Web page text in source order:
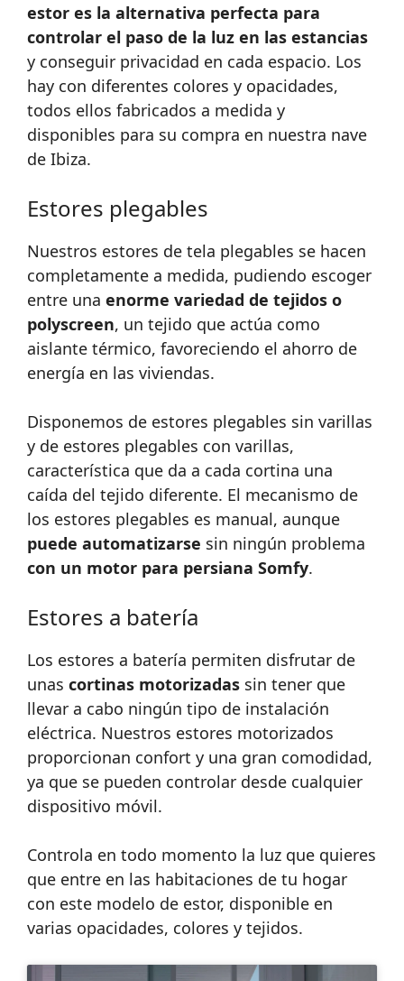
estor es la alternativa perfecta para
controlar el paso de la luz en las estancias
y conseguir privacidad en cada espacio. Los
hay con diferentes colores y opacidades,
todos ellos fabricados a medida y
disponibles para su compra en nuestra nave
de Ibiza.
Estores plegables
Nuestros estores de tela plegables se hacen
completamente a medida, pudiendo escoger
entre una enorme variedad de tejidos o
polyscreen, un tejido que actúa como
aislante térmico, favoreciendo el ahorro de
energía en las viviendas.
Disponemos de estores plegables sin varillas
y de estores plegables con varillas,
característica que da a cada cortina una
caída del tejido diferente. El mecanismo de
los estores plegables es manual, aunque
puede automatizarse sin ningún problema
con un motor para persiana Somfy.
Estores a batería
Los estores a batería permiten disfrutar de
unas cortinas motorizadas sin tener que
llevar a cabo ningún tipo de instalación
eléctrica. Nuestros estores motorizados
proporcionan confort y una gran comodidad,
ya que se pueden controlar desde cualquier
dispositivo móvil.
Controla en todo momento la luz que quieres
que entre en las habitaciones de tu hogar
con este modelo de estor, disponible en
varias opacidades, colores y tejidos.